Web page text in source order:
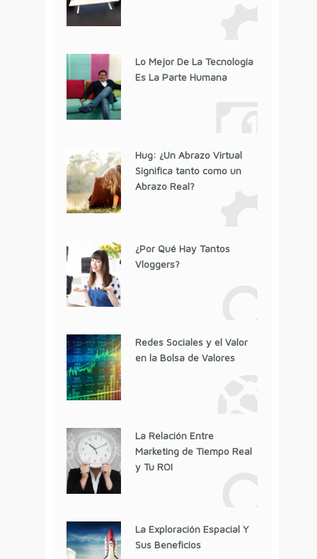
Lo Mejor De La Tecnología
Es La Parte Humana
Hug: ¿Un Abrazo Virtual
Significa tanto como un
Abrazo Real?
¿Por Qué Hay Tantos
Vloggers?
Redes Sociales y el Valor
en la Bolsa de Valores
La Relación Entre
Marketing de Tiempo Real
y Tu ROI
La Exploración Espacial Y
Sus Beneficios